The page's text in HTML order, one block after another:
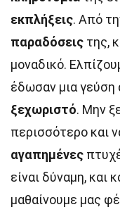
εκπλήξεις. Από
παραδόσεις της,
μοναδικό.
έδωσαν μια γεύση
ξεχωριστό. Μην
περισσότερο και
αγαπημένες
είναι δύναμη, και
μαθαίνουμε μας